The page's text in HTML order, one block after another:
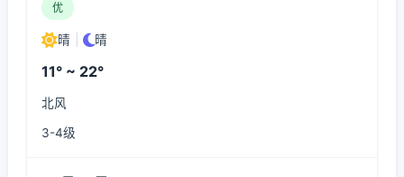
优
晴 晴
11° ~ 22°
北风
3-4级